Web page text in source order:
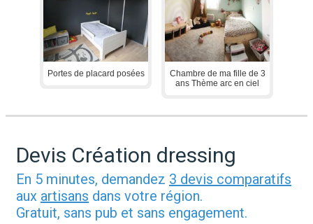
Portes de placard posées
Chambre de ma fille de 3
ans Thème arc en ciel
Devis Création dressing
En 5 minutes, demandez 3 devis comparatifs
aux artisans dans votre région.
Gratuit, sans pub et sans engagement.